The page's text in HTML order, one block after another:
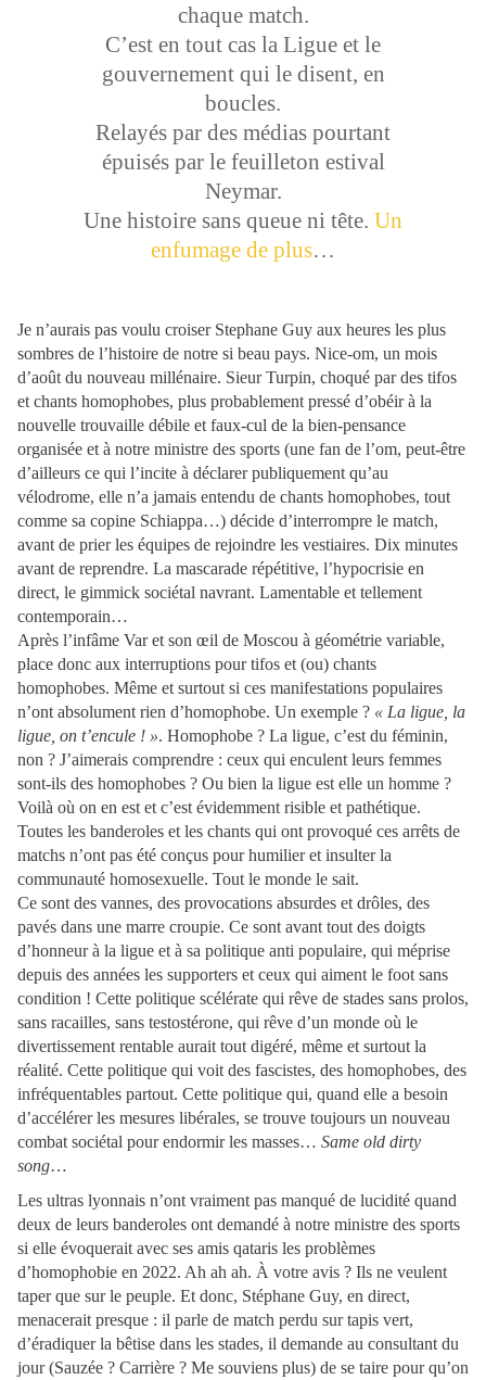
chaque match.
C’est en tout cas la Ligue et le
gouvernement qui le disent, en
boucles.
Relayés par des médias pourtant
épuisés par le feuilleton estival
Neymar.
Une histoire sans queue ni tête. Un
enfumage de plus…
Je n’aurais pas voulu croiser Stephane Guy aux heures les plus
sombres de l’histoire de notre si beau pays. Nice-om, un mois
d’août du nouveau millénaire. Sieur Turpin, choqué par des tifos
et chants homophobes, plus probablement pressé d’obéir à la
nouvelle trouvaille débile et faux-cul de la bien-pensance
organisée et à notre ministre des sports (une fan de l’om, peut-être
d’ailleurs ce qui l’incite à déclarer publiquement qu’au
vélodrome, elle n’a jamais entendu de chants homophobes, tout
comme sa copine Schiappa…) décide d’interrompre le match,
avant de prier les équipes de rejoindre les vestiaires. Dix minutes
avant de reprendre. La mascarade répétitive, l’hypocrisie en
direct, le gimmick sociétal navrant. Lamentable et tellement
contemporain…
Après l’infâme Var et son œil de Moscou à géométrie variable,
place donc aux interruptions pour tifos et (ou) chants
homophobes. Même et surtout si ces manifestations populaires
n’ont absolument rien d’homophobe. Un exemple ? « La ligue, la
ligue, on t’encule ! ». Homophobe ? La ligue, c’est du féminin,
non ? J’aimerais comprendre : ceux qui enculent leurs femmes
sont-ils des homophobes ? Ou bien la ligue est elle un homme ?
Voilà où on en est et c’est évidemment risible et pathétique.
Toutes les banderoles et les chants qui ont provoqué ces arrêts de
matchs n’ont pas été conçus pour humilier et insulter la
communauté homosexuelle. Tout le monde le sait.
Ce sont des vannes, des provocations absurdes et drôles, des
pavés dans une marre croupie. Ce sont avant tout des doigts
d’honneur à la ligue et à sa politique anti populaire, qui méprise
depuis des années les supporters et ceux qui aiment le foot sans
condition ! Cette politique scélérate qui rêve de stades sans prolos,
sans racailles, sans testostérone, qui rêve d’un monde où le
divertissement rentable aurait tout digéré, même et surtout la
réalité. Cette politique qui voit des fascistes, des homophobes, des
infréquentables partout. Cette politique qui, quand elle a besoin
d’accélérer les mesures libérales, se trouve toujours un nouveau
combat sociétal pour endormir les masses… Same old dirty
song…
Les ultras lyonnais n’ont vraiment pas manqué de lucidité quand
deux de leurs banderoles ont demandé à notre ministre des sports
si elle évoquerait avec ses amis qataris les problèmes
d’homophobie en 2022. Ah ah ah. À votre avis ? Ils ne veulent
taper que sur le peuple. Et donc, Stéphane Guy, en direct,
menacerait presque : il parle de match perdu sur tapis vert,
d’éradiquer la bêtise dans les stades, il demande au consultant du
jour (Sauzée ? Carrière ? Me souviens plus) de se taire pour qu’on